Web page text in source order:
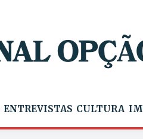
ENTREVISTAS CULTURA